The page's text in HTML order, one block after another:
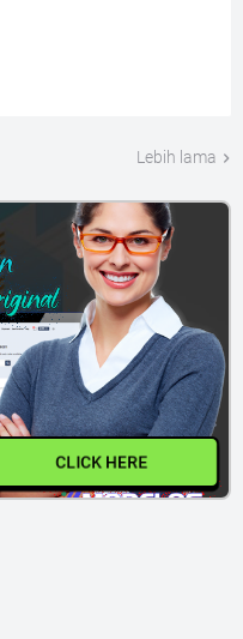
Lebih lama
CLICK HERE